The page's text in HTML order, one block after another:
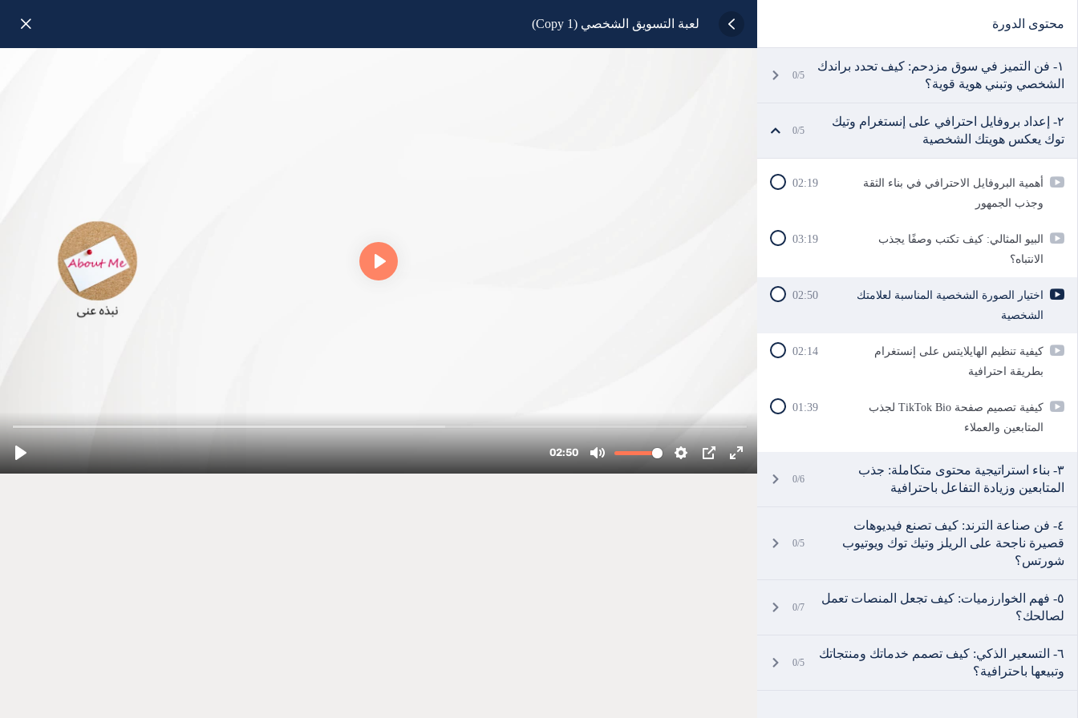
محتوى الدورة
١- فن التميز في سوق مزدحم: كيف تحدد براندك
الشخصي وتبني هوية قوية؟
0/5
٢- إعداد بروفايل احترافي على إنستغرام وتيك
توك يعكس هويتك الشخصية
0/5
أهمية البروفايل الاحترافي في بناء الثقة
وجذب الجمهور
02:19
البيو المثالي: كيف تكتب وصفًا يجذب
الانتباه؟
03:19
اختيار الصورة الشخصية المناسبة لعلامتك
الشخصية
02:50
كيفية تنظيم الهايلايتس على إنستغرام
بطريقة احترافية
02:14
كيفية تصميم صفحة TikTok Bio لجذب
المتابعين والعملاء
01:39
٣- بناء استراتيجية محتوى متكاملة: جذب
المتابعين وزيادة التفاعل باحترافية
0/6
٤- فن صناعة الترند: كيف تصنع فيديوهات
قصيرة ناجحة على الريلز وتيك توك ويوتيوب
شورتس؟
0/5
٥- فهم الخوارزميات: كيف تجعل المنصات تعمل
لصالحك؟
0/7
٦- التسعير الذكي: كيف تصمم خدماتك ومنتجاتك
وتبيعها باحترافية؟
0/5
لعبة التسويق الشخصي (Copy 1)